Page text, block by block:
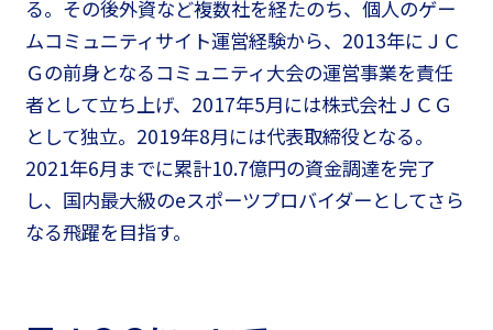
る。その後外資など複数社を経たのち、個人のゲー
ムコミュニティサイト運営経験から、2013年にＪＣ
Ｇの前身となるコミュニティ大会の運営事業を責任
者として立ち上げ、2017年5月には株式会社ＪＣＧ
として独立。2019年8月には代表取締役となる。
2021年6月までに累計10.7億円の資金調達を完了
し、国内最大級のeスポーツプロバイダーとしてさら
なる飛躍を目指す。